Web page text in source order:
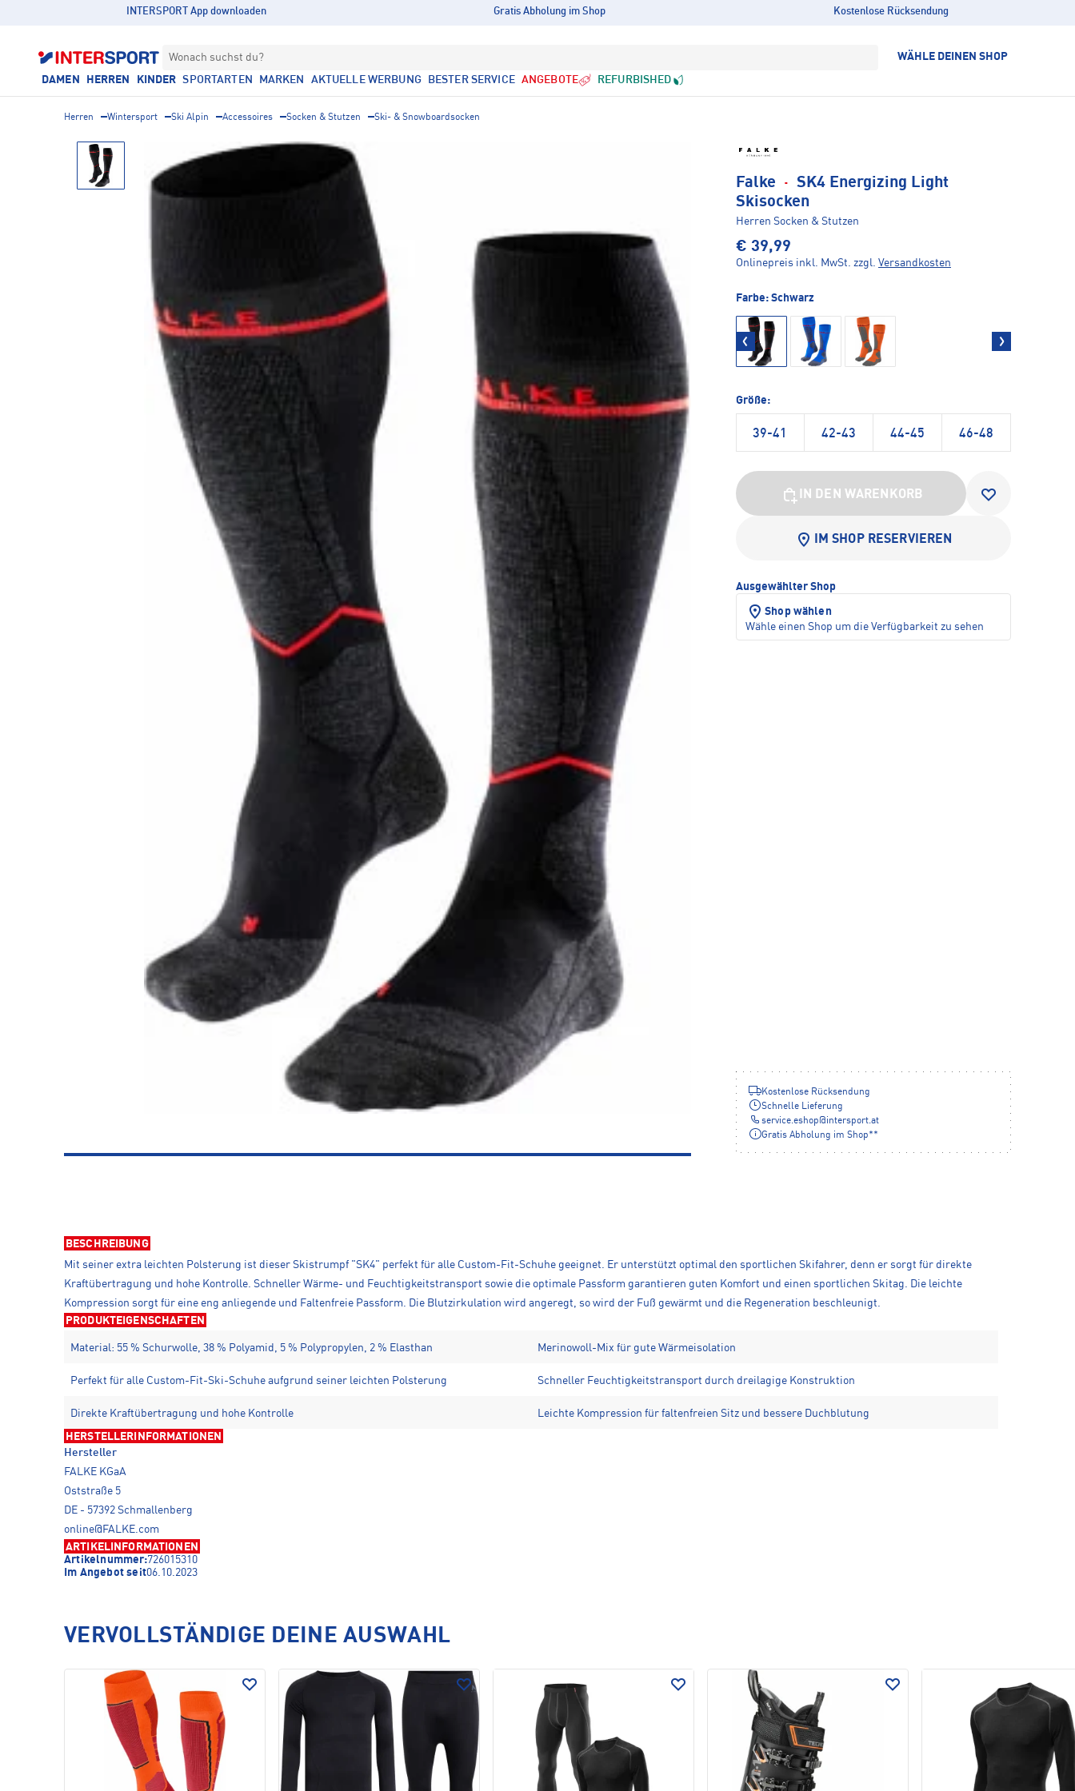
INTERSPORT App downloaden Gratis Abholung im Shop Kostenlose Rücksendung
Wonach suchst du? WÄHLE DEINEN SHOP
DAMEN HERREN KINDER SPORTARTEN MARKEN AKTUELLE WERBUNG BESTER SERVICE ANGEBOTE REFURBISHED
Herren Wintersport Ski Alpin Accessoires Socken & Stutzen Ski- & Snowboardsocken
Falke · SK4 Energizing Light
Skisocken
Herren Socken & Stutzen
€ 39,99
Onlinepreis inkl. MwSt. zzgl. Versandkosten
Farbe: Schwarz
Größe:
39-41 42-43 44-45 46-48
IN DEN WARENKORB
IM SHOP RESERVIEREN
Ausgewählter Shop
Shop wählen
Wähle einen Shop um die Verfügbarkeit zu sehen
Kostenlose Rücksendung
Schnelle Lieferung
service.eshop@intersport.at
Gratis Abholung im Shop**
BESCHREIBUNG
Mit seiner extra leichten Polsterung ist dieser Skistrumpf "SK4" perfekt für alle Custom-Fit-Schuhe geeignet. Er unterstützt optimal den sportlichen Skifahrer, denn er sorgt für direkte
Kraftübertragung und hohe Kontrolle. Schneller Wärme- und Feuchtigkeitstransport sowie die optimale Passform garantieren guten Komfort und einen sportlichen Skitag. Die leichte
Kompression sorgt für eine eng anliegende und Faltenfreie Passform. Die Blutzirkulation wird angeregt, so wird der Fuß gewärmt und die Regeneration beschleunigt.
PRODUKTEIGENSCHAFTEN
Material: 55 % Schurwolle, 38 % Polyamid, 5 % Polypropylen, 2 % Elasthan Merinowoll-Mix für gute Wärmeisolation
Perfekt für alle Custom-Fit-Ski-Schuhe aufgrund seiner leichten Polsterung Schneller Feuchtigkeitstransport durch dreilagige Konstruktion
Direkte Kraftübertragung und hohe Kontrolle Leichte Kompression für faltenfreien Sitz und bessere Duchblutung
HERSTELLERINFORMATIONEN
Hersteller
FALKE KGaA
Oststraße 5
DE - 57392 Schmallenberg
online@FALKE.com
ARTIKELINFORMATIONEN
Artikelnummer:726015310
Im Angebot seit06.10.2023
VERVOLLSTÄNDIGE DEINE AUSWAHL